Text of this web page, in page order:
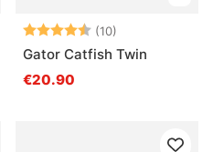
Beoordeling:
(10)
Gator Catfish Twin
€20.90